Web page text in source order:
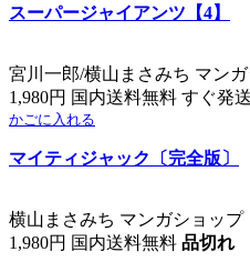
スーパージャイアンツ【4】
宮川一郎/横山まさみち マン
1,980円 国内送料無料 すぐ発送
かごに入れる
マイティジャック〔完全版〕
横山まさみち マンガショップ
1,980円 国内送料無料 品切れ